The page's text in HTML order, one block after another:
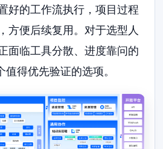
好的工作流执行，项目过程
方便后续复用。对于选型人
面临工具分散、进度靠问的
得优先验证的选项。